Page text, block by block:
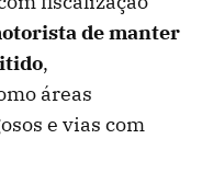
de manter
,
áreas
e vias com